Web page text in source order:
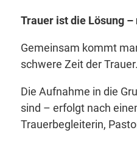
Trauer ist die Lösung
Gemeinsam kommt
schwere Zeit der Trauer.
Die Aufnahme in die
sind – erfolgt nach
Trauerbegleiterin,